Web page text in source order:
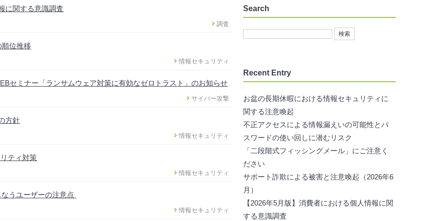
に関する意識調査
調査
位推移
情報セキュリティ
セミナー「ランサムウェア対策に有効なゼロトラスト」のお知らせ
サイバー攻撃
方針
情報セキュリティ
ティ対策
情報セキュリティ
うユーザーの注意点
情報セキュリティ
Search
Recent Entry
お盆の長期休暇における情報セキュリティに
関する注意喚起
不正アクセスによる情報漏えいの可能性とパ
スワードの使い回しに潜むリスク
「二段階式フィッシングメール」にご注意く
ださい
サポート詐欺による被害と注意喚起（2026年6
月）
【2026年5月版】消費者における個人情報に関
する意識調査